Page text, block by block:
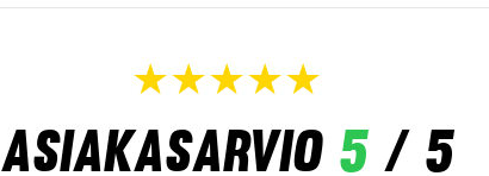
Asiakasarvio 5/ 5